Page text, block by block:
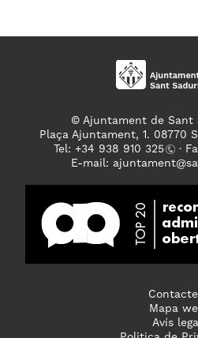
© Ajuntament de Sant
Plaça Ajuntament, 1. 08770
Tel: +34 938 910 325
·
E-mail: ajuntament
Mapa
Avís